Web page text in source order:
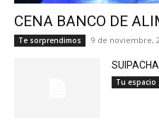
CENA BANCO DE
Te sorprendimos 9 de noviembre,
SUIPACHA
Tu espacio